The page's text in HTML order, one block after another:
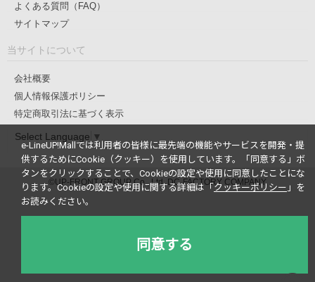
よくある質問（FAQ）
サイトマップ
当サイトについて
会社概要
個人情報保護ポリシー
特定商取引法に基づく表示
Select Language ▼
©UP-FRONT GROUP Co., Ltd. DC-FACTORY COMPANY
e-LineUP!Mallでは利用者の皆様に最先端の機能やサービスを開発・提
供するためにCookie（クッキー）を使用しています。
「同意する」ボ
タンをクリックすることで、Cookieの設定や使用に同意したことにな
ります。Cookieの設定や使用に関する詳細は「 クッキーポリシー 」を
お読みください。
同意する